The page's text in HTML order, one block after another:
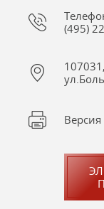
(495)
Версия